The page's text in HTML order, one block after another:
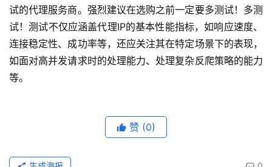
试的代理服务商。强烈建议在选购之前一定要多测试！多测
试！测试不仅应涵盖代理IP的基本性能指标，如响应速度、
连接稳定性、成功率等，还应关注其在特定场景下的表现，
如面对高并发请求时的处理能力、处理复杂反爬策略的能力
等。
赞 (0)